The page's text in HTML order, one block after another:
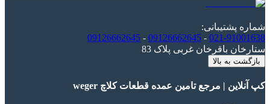
شماره پشتیبانی:
021-91001638
-
09126662645
-
09126662645
ستارخان باقرخان غربی پلاک 83
بازگشت به بالا
کپ آنلاین | مرجع تامین عمده قطعات کلاچ weger